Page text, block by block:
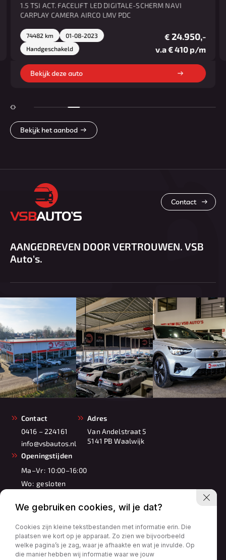
1.5 TSI ACT. FACELIFT LED DIGITALE-SCHERM NAVI
CARPLAY CAMERA AIRCO LMV PDC
74482 km
01-08-2023
Handgeschakeld
€ 24.950,-
v.a € 410 p/m
Bekijk deze auto
Bekijk het aanbod
AANGEDREVEN DOOR VERTROUWEN. VSB
Auto's.
Contact
Contact
0416 – 224161
info@vsbautos.nl
Adres
Van Andelstraat 5
5141 PB Waalwijk
Openingstijden
Ma–Vr: 10:00–16:00
Wo: gesloten
Zo: 11:00–16:00
We gebruiken cookies, wil je dat?
Cookies zijn kleine tekstbestanden met informatie erin. Die
plaatsen we kort op je apparaat. Zo zien we bijvoorbeeld
welke pagina’s je zag, waar je afhaakte en wat je invulde. Op
die manier hebben wij informatie waar we jouw